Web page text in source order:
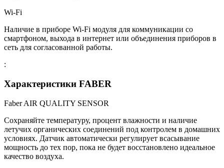
Wi-Fi
Наличие в приборе Wi-Fi модуля для коммуникации со
смартфоном, выхода в интернет или объединения приборов в
сеть для согласованной работы.
:
Характеристики FABER
Faber AIR QUALITY SENSOR
Сохраняйте температуру, процент влажности и наличие
летучих органических соединений под контролем в домашних
условиях. Датчик автоматически регулирует всасывание
мощность до тех пор, пока не будет восстановлено идеальное
качество воздуха.